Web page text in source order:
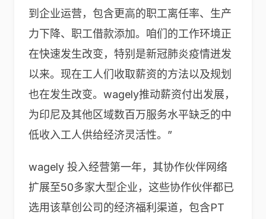
到企业运营，包含更高的职工离任率、生产
力下降、职工借款添加。咱们的工作环境正
在快速发生改变，特别是新冠肺炎疫情迸发
以来。现在工人们收取薪资的方法以及规划
也在发生改变。wagely推动薪资付出发展，
为印尼及其他区域数百万服务水平缺乏的中
低收入工人供给经济灵活性。”
wagely 投入经营第一年，其协作伙伴网络
扩展至50多家大型企业，这些协作伙伴都已
选用该草创公司的经济福利渠道，包含PT